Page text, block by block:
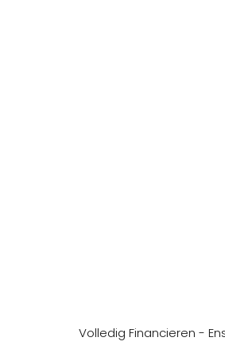
Volledig Financieren -